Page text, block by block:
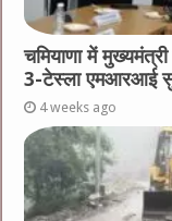
चमियाणा में
3-टेस्ला एमआरआई
4 weeks ago